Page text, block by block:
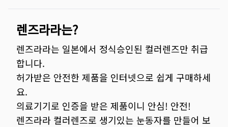
렌즈라라는?
렌즈라라는 일본에서 정식승인된 컬러렌즈만 취급
합니다.
허가받은 안전한 제품을 인터넷으로 쉽게 구매하세
요.
의료기기로 인증을 받은 제품이니 안심! 안전!
렌즈라라 컬러렌즈로 생기있는 눈동자를 만들어 보